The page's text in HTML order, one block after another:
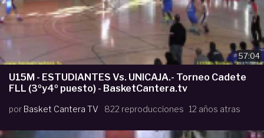
57:04
U15M - ESTUDIANTES Vs. UNICAJA.- Torneo Cadete
FLL (3ºy4º puesto) - BasketCantera.tv
por Basket Cantera TV 822 reproducciones 12 años atras